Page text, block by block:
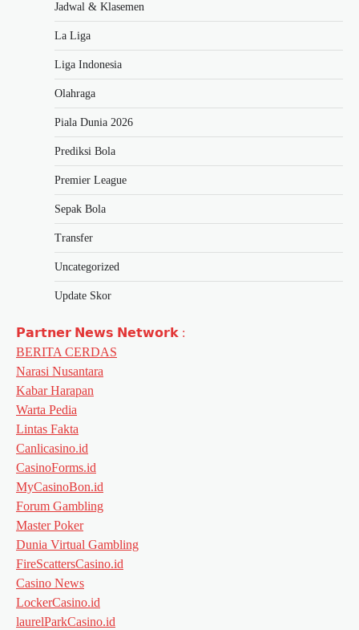
Jadwal & Klasemen
La Liga
Liga Indonesia
Olahraga
Piala Dunia 2026
Prediksi Bola
Premier League
Sepak Bola
Transfer
Uncategorized
Update Skor
𝗣𝗮𝗿𝘁𝗻𝗲𝗿 𝗡𝗲𝘄𝘀 𝗡𝗲𝘁𝘄𝗼𝗿𝗸 :
BERITA CERDAS
Narasi Nusantara
Kabar Harapan
Warta Pedia
Lintas Fakta
Canlicasino.id
CasinoForms.id
MyCasinoBon.id
Forum Gambling
Master Poker
Dunia Virtual Gambling
FireScattersCasino.id
Casino News
LockerCasino.id
laurelParkCasino.id